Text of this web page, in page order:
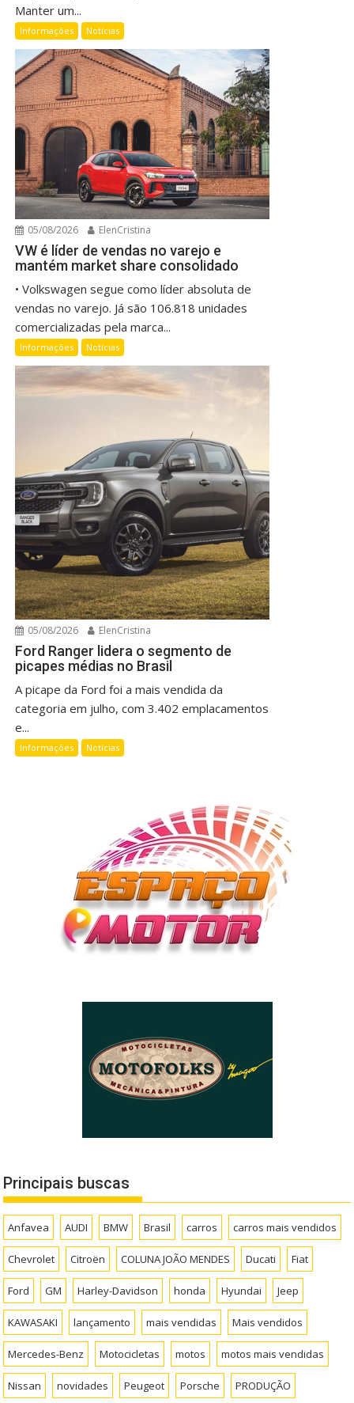
Manter um...
Informações Notícias
05/08/2026 ElenCristina
VW é líder de vendas no varejo e
mantém market share consolidado
• Volkswagen segue como líder absoluta de
vendas no varejo. Já são 106.818 unidades
comercializadas pela marca...
Informações Notícias
05/08/2026 ElenCristina
Ford Ranger lidera o segmento de
picapes médias no Brasil
A picape da Ford foi a mais vendida da
categoria em julho, com 3.402 emplacamentos
e...
Informações Notícias
Principais buscas
Anfavea AUDI BMW Brasil carros carros mais vendidos
Chevrolet Citroën COLUNA JOÃO MENDES Ducati Fiat
Ford GM Harley-Davidson honda Hyundai Jeep
KAWASAKI lançamento mais vendidas Mais vendidos
Mercedes-Benz Motocicletas motos motos mais vendidas
Nissan novidades Peugeot Porsche PRODUÇÃO